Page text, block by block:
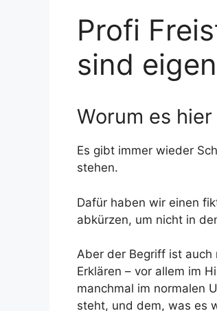
Profi
sind
Worum es
Es gibt immer wieder
stehen.
Dafür haben wir einen
abkürzen, um nicht in
Aber der Begriff ist auch
Erklären – vor allem im
manchmal im normalen
steht, und dem, was es